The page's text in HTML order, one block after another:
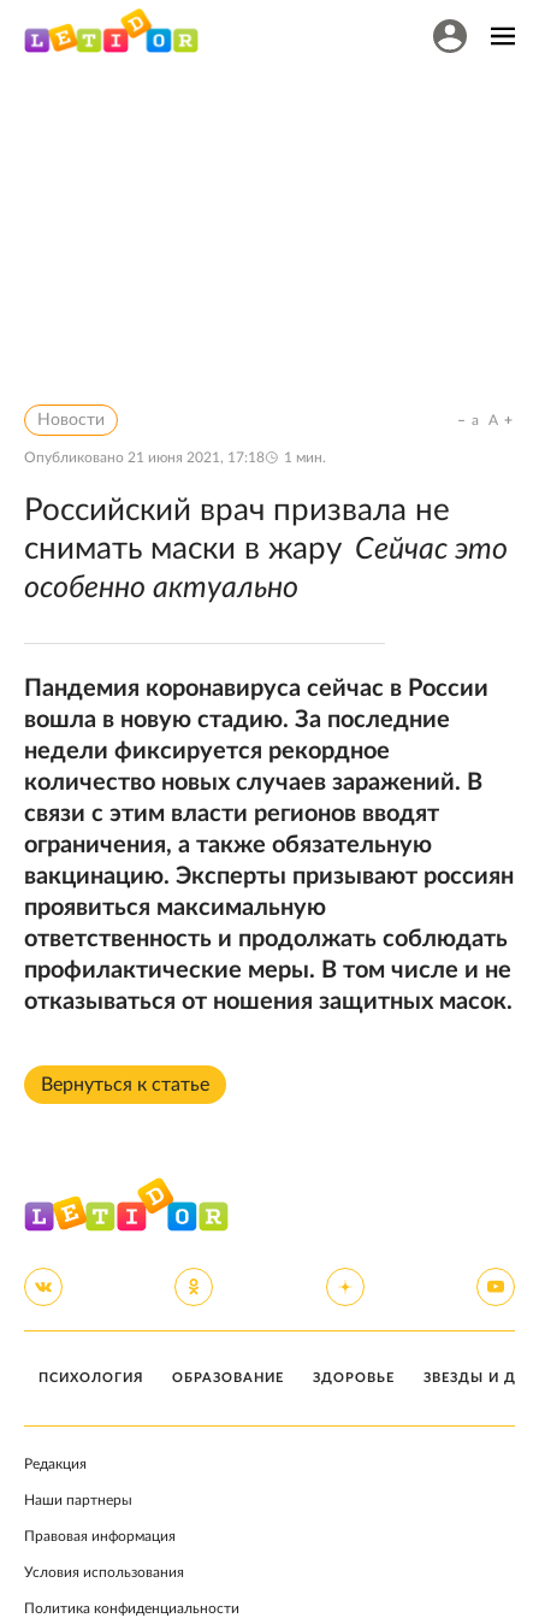
Новости
Опубликовано 21 июня 2021, 17:18 1 мин.
a A
Российский врач призвала не
снимать маски в жару Сейчас это
особенно актуально
Пандемия коронавируса сейчас в России
вошла в новую стадию. За последние
недели фиксируется рекордное
количество новых случаев заражений. В
связи с этим власти регионов вводят
ограничения, а также обязательную
вакцинацию. Эксперты призывают россиян
проявиться максимальную
ответственность и продолжать соблюдать
профилактические меры. В том числе и не
отказываться от ношения защитных масок.
Вернуться к статье
ПСИХОЛОГИЯ ОБРАЗОВАНИЕ ЗДОРОВЬЕ ЗВЕЗДЫ И
Редакция
Наши партнеры
Правовая информация
Условия использования
Политика конфиденциальности